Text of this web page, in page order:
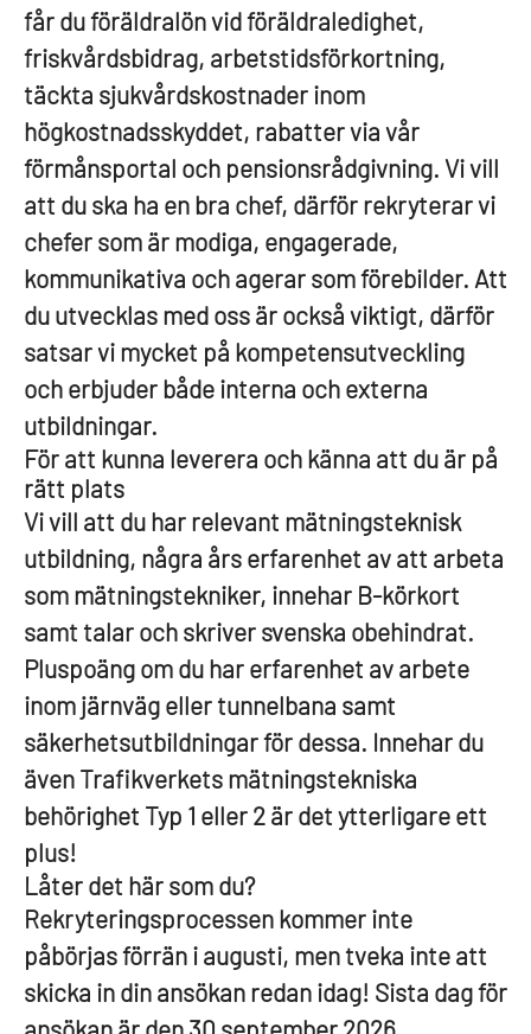
får du föräldralön vid föräldraledighet,
friskvårdsbidrag, arbetstidsförkortning,
täckta sjukvårdskostnader inom
högkostnadsskyddet, rabatter via vår
förmånsportal och pensionsrådgivning. Vi vill
att du ska ha en bra chef, därför rekryterar vi
chefer som är modiga, engagerade,
kommunikativa och agerar som förebilder. Att
du utvecklas med oss är också viktigt, därför
satsar vi mycket på kompetensutveckling
och erbjuder både interna och externa
utbildningar.
För att kunna leverera och känna att du är på
rätt plats
Vi vill att du har relevant mätningsteknisk
utbildning, några års erfarenhet av att arbeta
som mätningstekniker, innehar B-körkort
samt talar och skriver svenska obehindrat.
Pluspoäng om du har erfarenhet av arbete
inom järnväg eller tunnelbana samt
säkerhetsutbildningar för dessa. Innehar du
även Trafikverkets mätningstekniska
behörighet Typ 1 eller 2 är det ytterligare ett
plus!
Låter det här som du?
Rekryteringsprocessen kommer inte
påbörjas förrän i augusti, men tveka inte att
skicka in din ansökan redan idag! Sista dag för